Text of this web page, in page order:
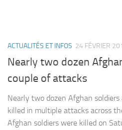
ACTUALITÉS ET INFOS 24 FÉVRIER
Nearly two dozen
couple of attacks
Nearly two dozen Afghan
killed in multiple attacks across
Afghan soldiers were killed on